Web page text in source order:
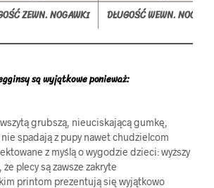
ZEWN. NOGAWKI DŁUGOŚĆ WEWN.
są wyjątkowe ponieważ:
grubszą, nieuciskającą gumkę,
spadają z pupy nawet chudzielcom
z myślą o wygodzie dzieci: wyższy
plecy są zawsze zakryte
printom prezentują się wyjątkowo